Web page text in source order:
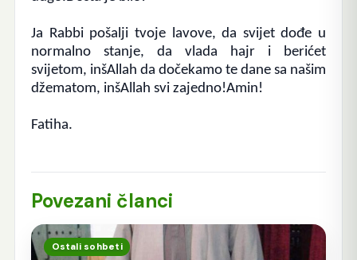
Ja Rabbi pošalji tvoje lavove, da svijet dođe u
normalno stanje, da vlada hajr i berićet
svijetom, inšAllah da dočekamo te dane sa našim
džematom, inšAllah svi zajedno!Amin!
Fatiha.
Povezani članci
Ostali sohbeti